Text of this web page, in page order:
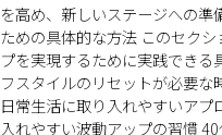
を高め、新しいステージへの準
ための具体的な方法 このセク
プを実現するために実践できる
フスタイルのリセットが必要な
日常生活に取り入れやすいアプ
入れやすい波動アップの習慣